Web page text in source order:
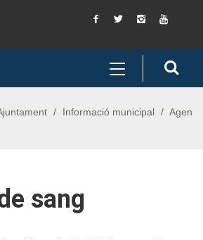
Facebook
Twitter Instagram
Toggle
navigation
Informació municipal
Agen
sang